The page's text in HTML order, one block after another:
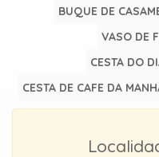
BUQUE DE
VASO DE
CESTA DO
CESTA DE CAFE DA